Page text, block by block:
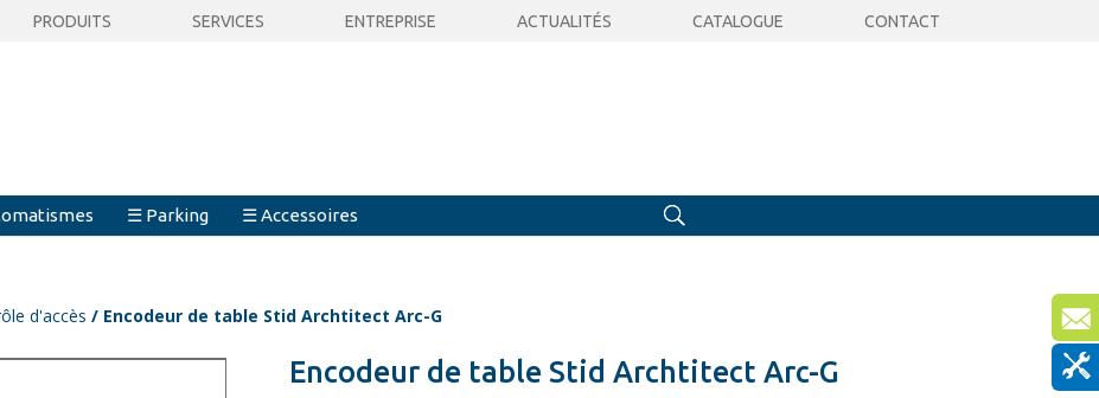
PRODUITS SERVICES ENTREPRISE ACTUALITÉS CATALOGUE CONTACT
☰ Parking ☰ Accessoires
d'accès / Encodeur de table Stid Archtitect Arc-G
Encodeur de table Stid Archtitect Arc-G